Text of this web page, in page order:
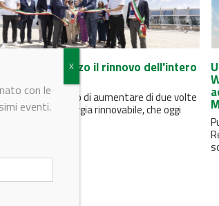
in Abruzzo il rinnovo dell'intero
ha consentito di aumentare di due volte
di energia rinnovabile, che oggi
con le
eventi.